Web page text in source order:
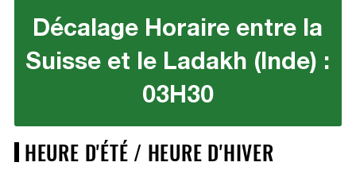
Décalage Horaire entre la
Suisse et le Ladakh (Inde) :
03H30
HEURE D'ÉTÉ / HEURE D'HIVER